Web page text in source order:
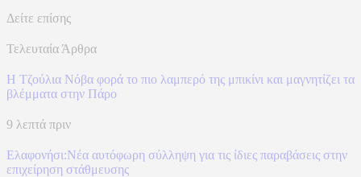
Δείτε επίσης
Τελευταία Άρθρα
Η Τζούλια Νόβα φορά το πιο λαμπερό της μπικίνι και μαγνητίζει τα
βλέμματα στην Πάρο
9 λεπτά πριν
Ελαφονήσι:Νέα αυτόφωρη σύλληψη για τις ίδιες παραβάσεις στην
επιχείρηση στάθμευσης